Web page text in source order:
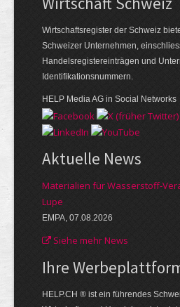
Wirtschaftsregister der Schweiz
Schweizer Unternehmen,
Handelsregistereinträgen und
Identifikationsnummern.
HELP Media AG in Social Networks
Aktuelle News
Materialien für Wasserstoff-
Lupe
EMPA, 07.08.2026
Siehe mehr News
Ihre
HELP.CH ® ist ein führendes